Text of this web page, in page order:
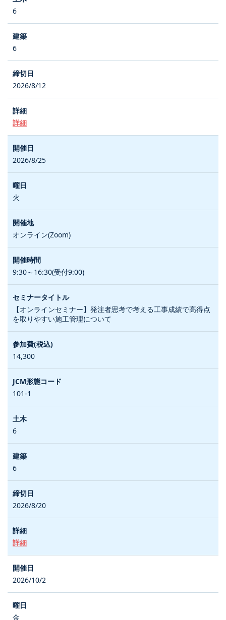
6
6
2026/8/12
詳細
2026/8/25
火
オンライン(Zoom)
9:30～16:30(受付9:00)
【オンラインセミナー】発注者思考で考える工事成績で高得点
を取りやすい施工管理について
14,300
101-1
6
6
2026/8/20
詳細
2026/10/2
金